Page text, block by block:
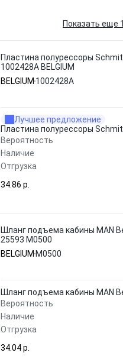
Показать еще
Пластина полурессоры
1002428A BELGIUM
BELGIUM 1002428A
Лучшее предложение
Пластина полурессоры
Вероятность
Наличие
Отгрузка
34.86 p.
Шланг подъема кабины MAN
25593 M0500
BELGIUM M0500
Шланг подъема кабины MAN
Вероятность
Наличие
Отгрузка
34.04 p.